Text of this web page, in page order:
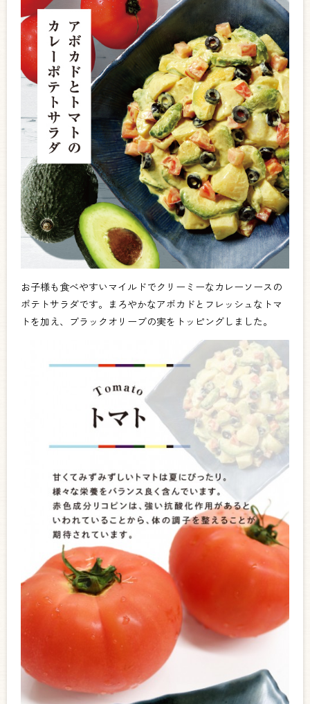
お子様も食べやすいマイルドでクリーミーなカレーソースの
ポテトサラダです。まろやかなアボカドとフレッシュなトマ
トを加え、ブラックオリーブの実をトッピングしました。